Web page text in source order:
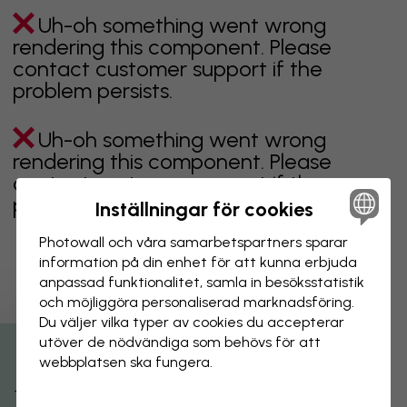
Uh-oh something went wrong
rendering this component. Please
contact customer support if the
problem persists.
Uh-oh something went wrong
rendering this component. Please
contact customer support if the
problem persists.
Visar sidan 1 av 2 sidor
Utforska fler kategorier
Inställningar för cookies
Photowall och våra samarbets­partners sparar
information på din enhet för att kunna erbjuda
anpassad funktionalitet, samla in besöks­statistik
och möjliggöra personaliserad marknads­föring.
Du väljer vilka typer av cookies du accepterar
utöver de nödvändiga som behövs för att
webbplatsen ska fungera.